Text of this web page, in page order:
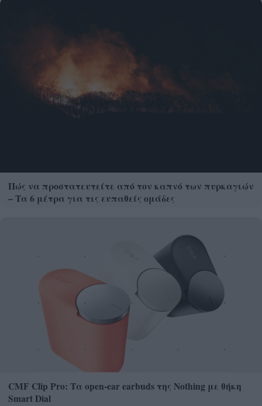
Πώς να προστατευτείτε από τον καπνό των πυρκαγιών
– Τα 6 μέτρα για τις ευπαθείς ομάδες
CMF Clip Pro: Τα open-ear earbuds της Nothing με θήκη
Smart Dial